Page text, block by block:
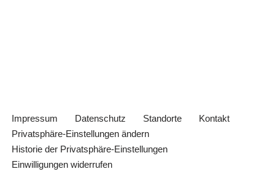
Impressum Datenschutz Standorte
Kontakt
Privatsphäre-Einstellungen ändern
Historie der Privatsphäre-Einstellungen
Einwilligungen widerrufen